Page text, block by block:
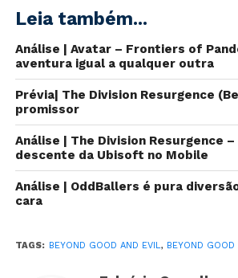
Um dos principais anúncios da
Beyond Good and Evil 2recebeu
(5) novos detalhes quanto ao status
desenvolvimento.
híbridos criados por um DNA
Leia também...
Análise | Avatar – Frontiers of
aventura igual a qualquer outra
Prévia| The Division Resurgence
promissor
Análise | The Division Resurgence
descente da Ubisoft no Mobile
Análise | OddBallers é pura
cara
TAGS: BEYOND GOOD AND EVIL, BEYOND